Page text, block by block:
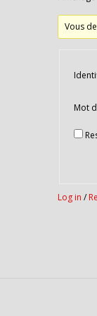
Vous
Mot
Log in /